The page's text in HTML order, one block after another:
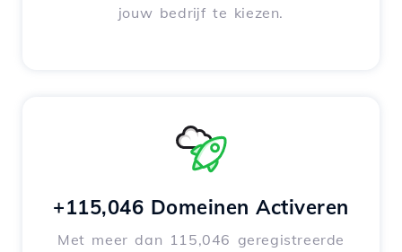
jouw bedrijf te kiezen.
+115,046 Domeinen Activeren
Met meer dan 115,046 geregistreerde